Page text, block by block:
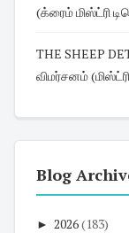
THE SHEEP
விமர்சனம்
Blog
► 2026(183)